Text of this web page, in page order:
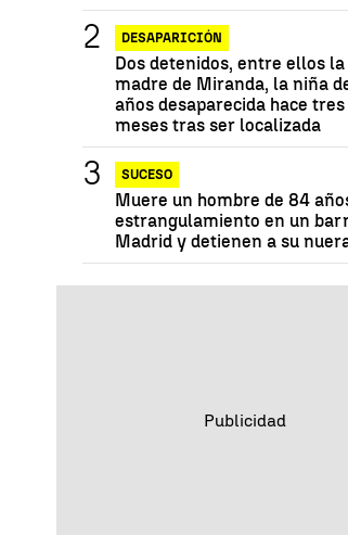
DESAPARICIÓN
Dos detenidos, entre ellos la
madre de Miranda, la niña
años desaparecida hace tres
meses tras ser localizada
SUCESO
Muere un hombre de 84
estrangulamiento en un
Madrid y detienen a su